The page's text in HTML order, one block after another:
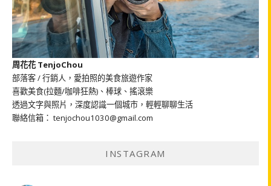
周花花 TenjoChou
部落客 / 行銷人，愛拍照的美食旅遊作家
喜歡美食(拉麵/咖啡狂熱)、棒球、搖滾樂
透過文字與照片，深度認識一個城市，輕輕聊聊生活
聯絡信箱： tenjochou1030@gmail.com
INSTAGRAM